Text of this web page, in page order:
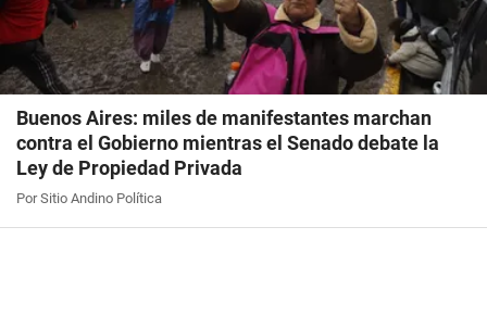
Buenos Aires: miles de manifestantes marchan
contra el Gobierno mientras el Senado debate la
Ley de Propiedad Privada
Por Sitio Andino Política